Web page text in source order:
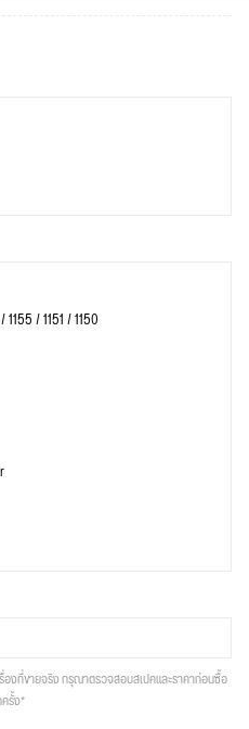
1155 / 1151 / 1150
งที่ขายจริง กรุณาตรวจสอบสเปคและราคาก่อนซื้อ
รั้ง*